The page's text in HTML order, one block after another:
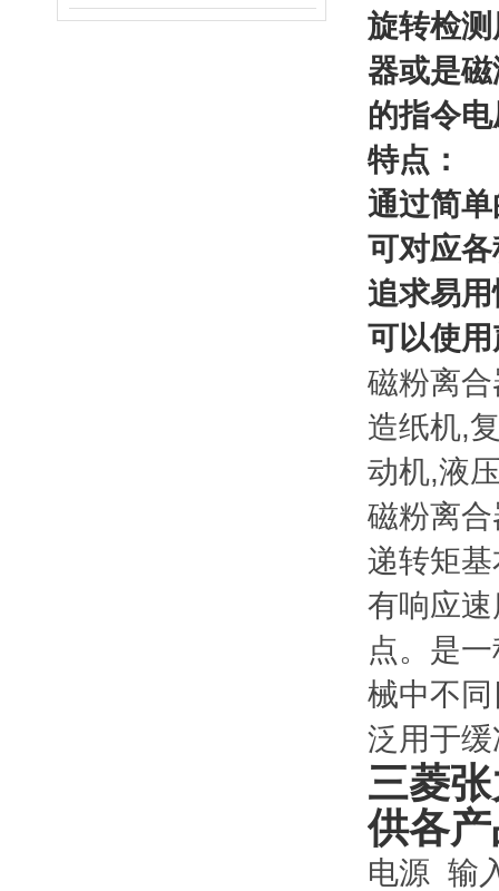
旋转检
器或是
的指令
特点：
通过简
可对应
追求易
可以使
磁粉离
造纸机,
动机,液
磁粉离
递转矩
有响应
点。是
械中不
泛用于
三菱
供各
电源 输